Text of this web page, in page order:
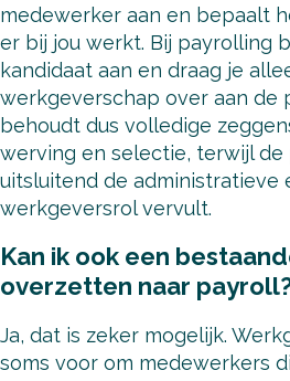
medewerker aan en bepaalt
er bij jou werkt. Bij payrolling
kandidaat aan en draag je
werkgeverschap over aan de
behoudt dus volledige
werving en selectie, terwijl
uitsluitend de administratieve
werkgeversrol vervult.
Kan ik ook een
overzetten naar
Ja, dat is zeker mogelijk.
soms voor om medewerkers